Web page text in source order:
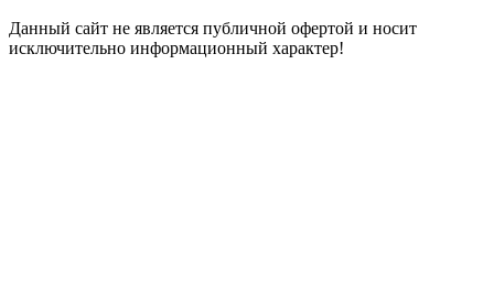
Данный сайт не является публичной офертой и носит
исключительно информационный характер!